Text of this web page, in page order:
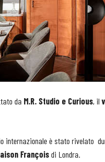
da M.R. Studio e Curious, il
internazionale è stato rivelato
Françoisdi Londra.